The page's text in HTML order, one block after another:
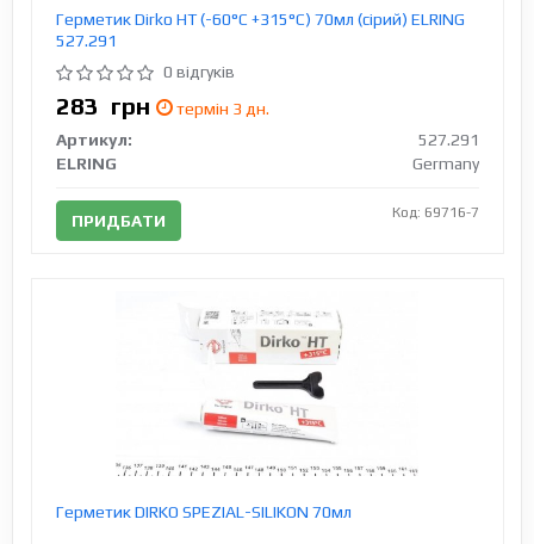
Герметик Dirko HT (-60°C +315°C) 70мл (сірий) ELRING
527.291
0 відгуків
283 грн
термін 3 дн.
Артикул:
527.291
ELRING
Germany
ПРИДБАТИ Код: 69716-7
Герметик DIRKO SPEZIAL-SILIKON 70мл